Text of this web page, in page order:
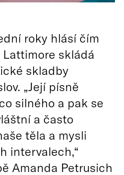
roky hlásí čím
skládá
skladby
„Její písně
silného a pak se
a často
těla a mysli
intervalech,“
Amanda Petrusich